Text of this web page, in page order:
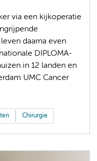
via een kijkoperatie
daarna even
DIPLOMA-
in 12 landen en
UMC Cancer
Chirurgie